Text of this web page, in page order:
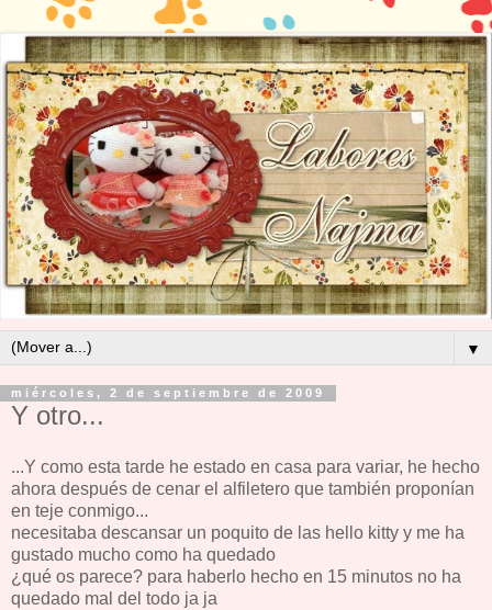
▼
miércoles, 2 de septiembre de 2009
Y otro...
...Y como esta tarde he estado en casa para variar, he hecho
ahora después de cenar el alfiletero que también proponían
en teje conmigo...
necesitaba descansar un poquito de las hello kitty y me ha
gustado mucho como ha quedado
¿qué os parece? para haberlo hecho en 15 minutos no ha
quedado mal del todo ja ja